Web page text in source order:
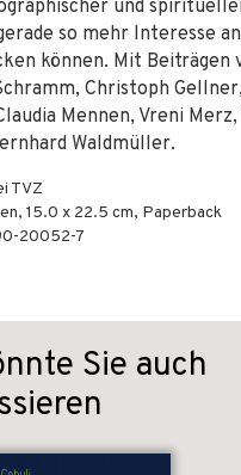
und
so mehr Interesse
können. Mit Beiträgen
Christoph
Mennen, Vreni
Waldmüller.
TVZ
15.0 x 22.5 cm, Paperback
20052-7
Sie auch